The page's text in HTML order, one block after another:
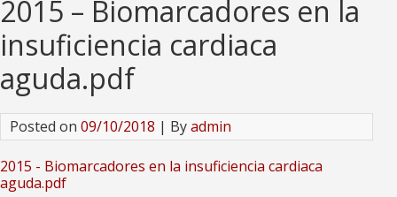
2015 – Biomarcadores en la
insuficiencia cardiaca
aguda.pdf
Posted on 09/10/2018 | Byadmin
2015 - Biomarcadores en la insuficiencia cardiaca
aguda.pdf